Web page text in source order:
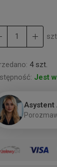
4 szt.
Jest
Asystent
Porozma